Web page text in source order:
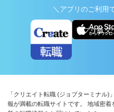
＼アプリのご利用
アプリ版ダ
「クリエイト転職 (ジョブターミナル
報が満載の転職サイトです。 地域密